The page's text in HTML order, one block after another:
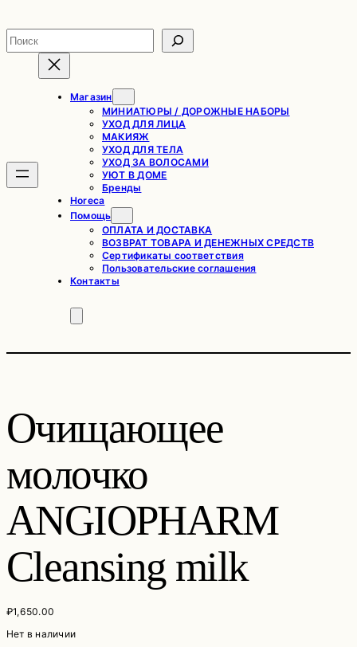
содержимому
Поиск
Магазин
МИНИАТЮРЫ / ДОРОЖНЫЕ НАБОРЫ
УХОД ДЛЯ ЛИЦА
МАКИЯЖ
УХОД ДЛЯ ТЕЛА
УХОД ЗА ВОЛОСАМИ
УЮТ В ДОМЕ
Бренды
Horeca
Помощь
ОПЛАТА И ДОСТАВКА
ВОЗВРАТ ТОВАРА И ДЕНЕЖНЫХ СРЕДСТВ
Сертификаты соответствия
Пользовательские соглашения
Контакты
Очищающее
молочко
ANGIOPHARM
Cleansing milk
₽1,650.00
Нет в наличии